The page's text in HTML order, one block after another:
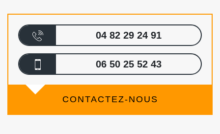
04 82 29 24 91
06 50 25 52 43
CONTACTEZ-NOUS